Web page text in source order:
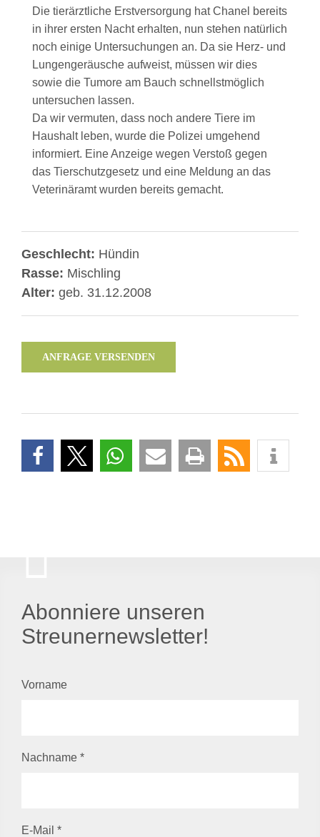
Die tierärztliche Erstversorgung hat Chanel bereits
in ihrer ersten Nacht erhalten, nun stehen natürlich
noch einige Untersuchungen an. Da sie Herz- und
Lungengeräusche aufweist, müssen wir dies
sowie die Tumore am Bauch schnellstmöglich
untersuchen lassen.
Da wir vermuten, dass noch andere Tiere im
Haushalt leben, wurde die Polizei umgehend
informiert. Eine Anzeige wegen Verstoß gegen
das Tierschutzgesetz und eine Meldung an das
Veterinäramt wurden bereits gemacht.
Geschlecht: Hündin
Rasse: Mischling
Alter: geb. 31.12.2008
ANFRAGE VERSENDEN
Abonniere unseren
Streunernewsletter!
Vorname
Nachname *
E-Mail *